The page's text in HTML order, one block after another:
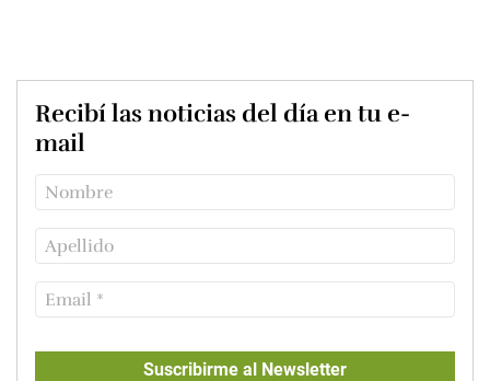
Recibí las noticias del día en tu e-
mail
Suscribirme al Newsletter